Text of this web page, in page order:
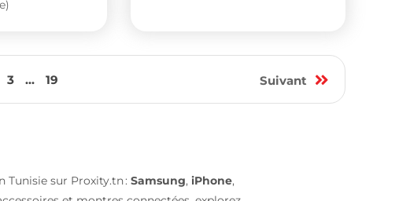
3 ... 19 Suivant
Tunisie sur Proxity.tn : Samsung, iPhone,